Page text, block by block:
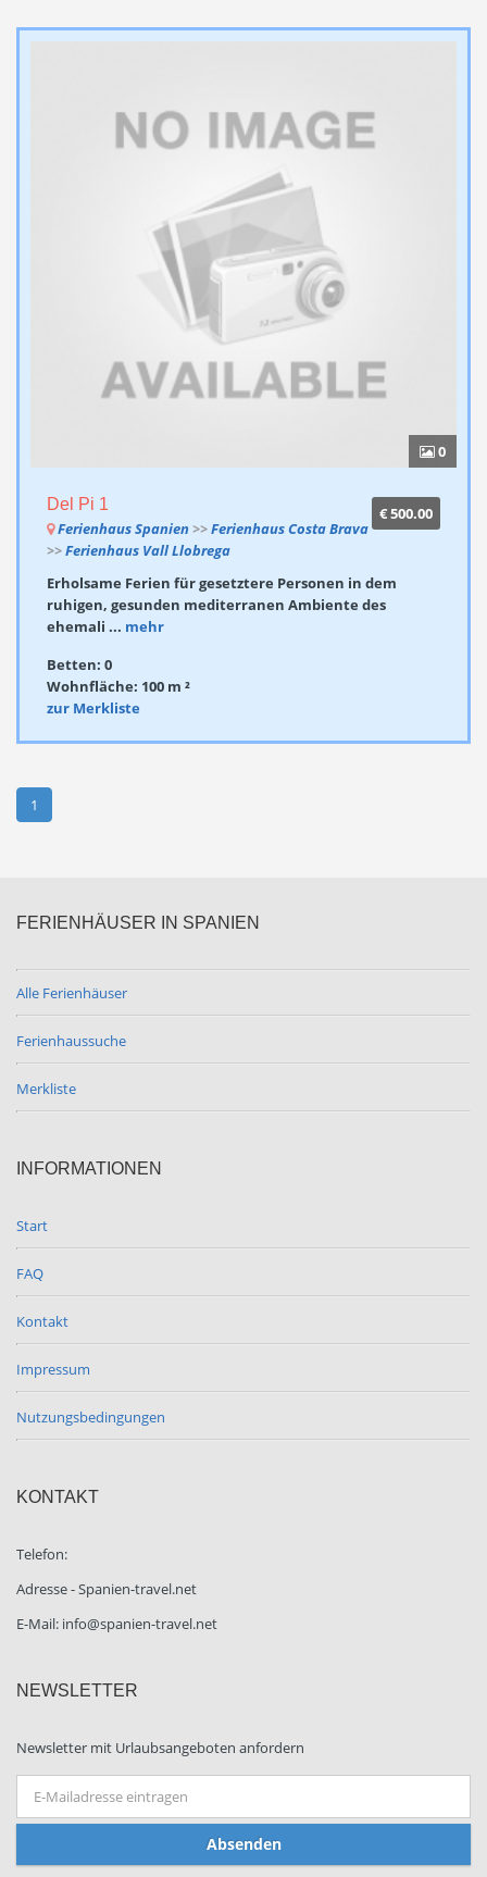
0
€ 500.00
Del Pi 1
Ferienhaus Spanien >>Ferienhaus Costa Brava
>>Ferienhaus Vall Llobrega
Erholsame Ferien für gesetztere Personen in dem
ruhigen, gesunden mediterranen Ambiente des
ehemali ... mehr
Betten: 0
Wohnfläche: 100 m ²
zur Merkliste
1
FERIENHÄUSER IN SPANIEN
Alle Ferienhäuser
Ferienhaussuche
Merkliste
INFORMATIONEN
Start
FAQ
Kontakt
Impressum
Nutzungsbedingungen
KONTAKT
Telefon:
Adresse - Spanien-travel.net
E-Mail: info@spanien-travel.net
NEWSLETTER
Newsletter mit Urlaubsangeboten anfordern
Absenden